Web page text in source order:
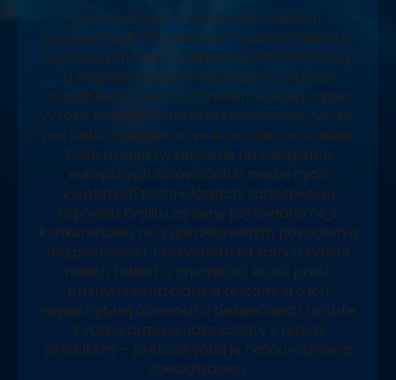
Naša rodinná firma sa pýši tradíciou,
vysokoškolským vzdelaním v oblasti čistiarní
odpadových vôd a vodárenských technológií
a neustálym zdokonaľovaním v oblasti
starostlivosti o vodu. Ponúkame široký výber
vysoko kvalitných prípravkov vlastnej výroby
pre čistú a bezpečnú vodu vo vašom bazéne.
Naše produkty, založené na najlepších
európskych surovinách a moderných
výrobných technológiách, zabezpečujú
najvyššiu kvalitu za ceny porovnateľné s
konkurenciou, no s garantovaným pôvodom a
bezpečnosťou. Presvedčte sa sami o kvalite
našich tabliet a chemikálií, ktoré prešli
prísnymi kontrolami a testami, a o ich
nepochybnej účinnosti a bezpečnosti. Urobte
z vášho bazéna oázu čistoty s našimi
produktmi – pretože voda je našou vášňou a
špecializáciou.